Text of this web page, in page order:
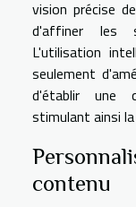
vision précise
d'affiner les
L'utilisation
seulement
d'établir une
stimulant ainsi
contenu